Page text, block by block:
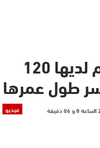
امرأة تبلغ 111 عام لديها 120
طول عمرها
فيديو